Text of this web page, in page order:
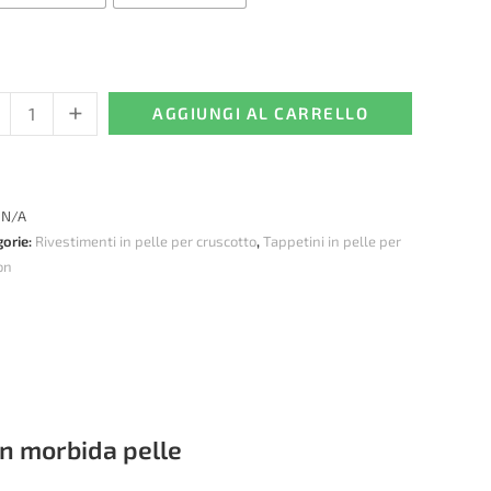
FH6
+ AGGIUNGI AL CARRELLO
N/A
Rivestimenti in pelle per cruscotto,Tappetini in pelle per
morbida pelle